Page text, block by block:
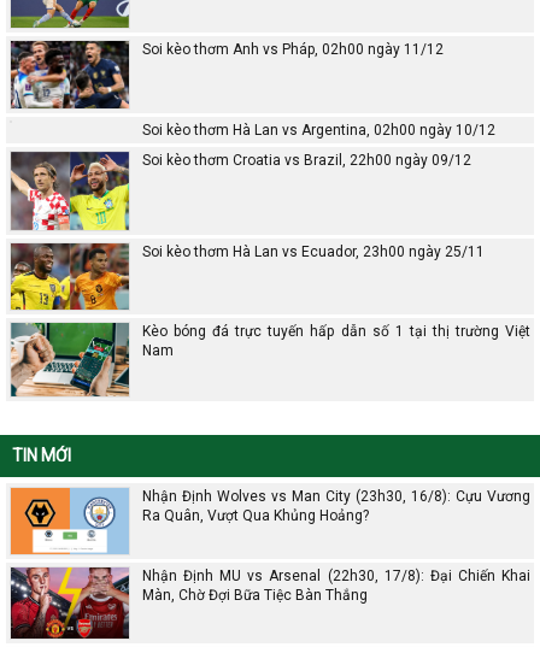
Soi kèo thơm Anh vs Pháp, 02h00 ngày 11/12
Soi kèo thơm Hà Lan vs Argentina, 02h00 ngày 10/12
Soi kèo thơm Croatia vs Brazil, 22h00 ngày 09/12
Soi kèo thơm Hà Lan vs Ecuador, 23h00 ngày 25/11
Kèo bóng đá trực tuyến hấp dẫn số 1 tại thị trường Việt
Nam
TIN MỚI
Nhận Định Wolves vs Man City (23h30, 16/8): Cựu Vương
Ra Quân, Vượt Qua Khủng Hoảng?
Nhận Định MU vs Arsenal (22h30, 17/8): Đại Chiến Khai
Màn, Chờ Đợi Bữa Tiệc Bàn Thắng